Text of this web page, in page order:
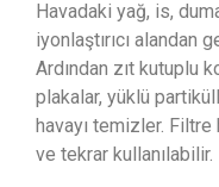
Havadaki yağ, is,
iyonlaştırıcı alandan
Ardından zıt kutuplu
plakalar, yüklü
havayı temizler.
ve tekrar kullanılabilir.